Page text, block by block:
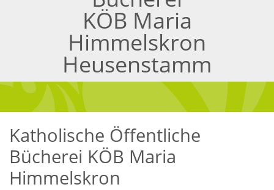
KÖB Maria
Himmelskron
Heusenstamm
Katholische Öffentliche
Bücherei KÖB Maria
Himmelskron